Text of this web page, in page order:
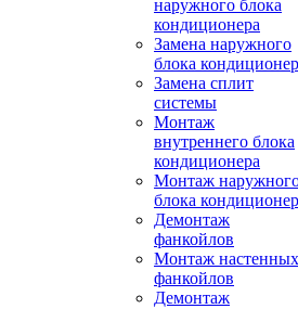
наружного блока
кондиционера
Замена наружного
блока
Замена сплит
системы
Монтаж
внутреннего блока
кондиционера
Монтаж
блока
Демонтаж
фанкойлов
Монтаж настенных
фанкойлов
Демонтаж